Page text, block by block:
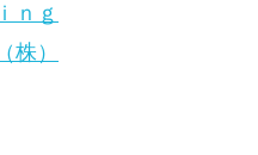
ｎｇ
株）